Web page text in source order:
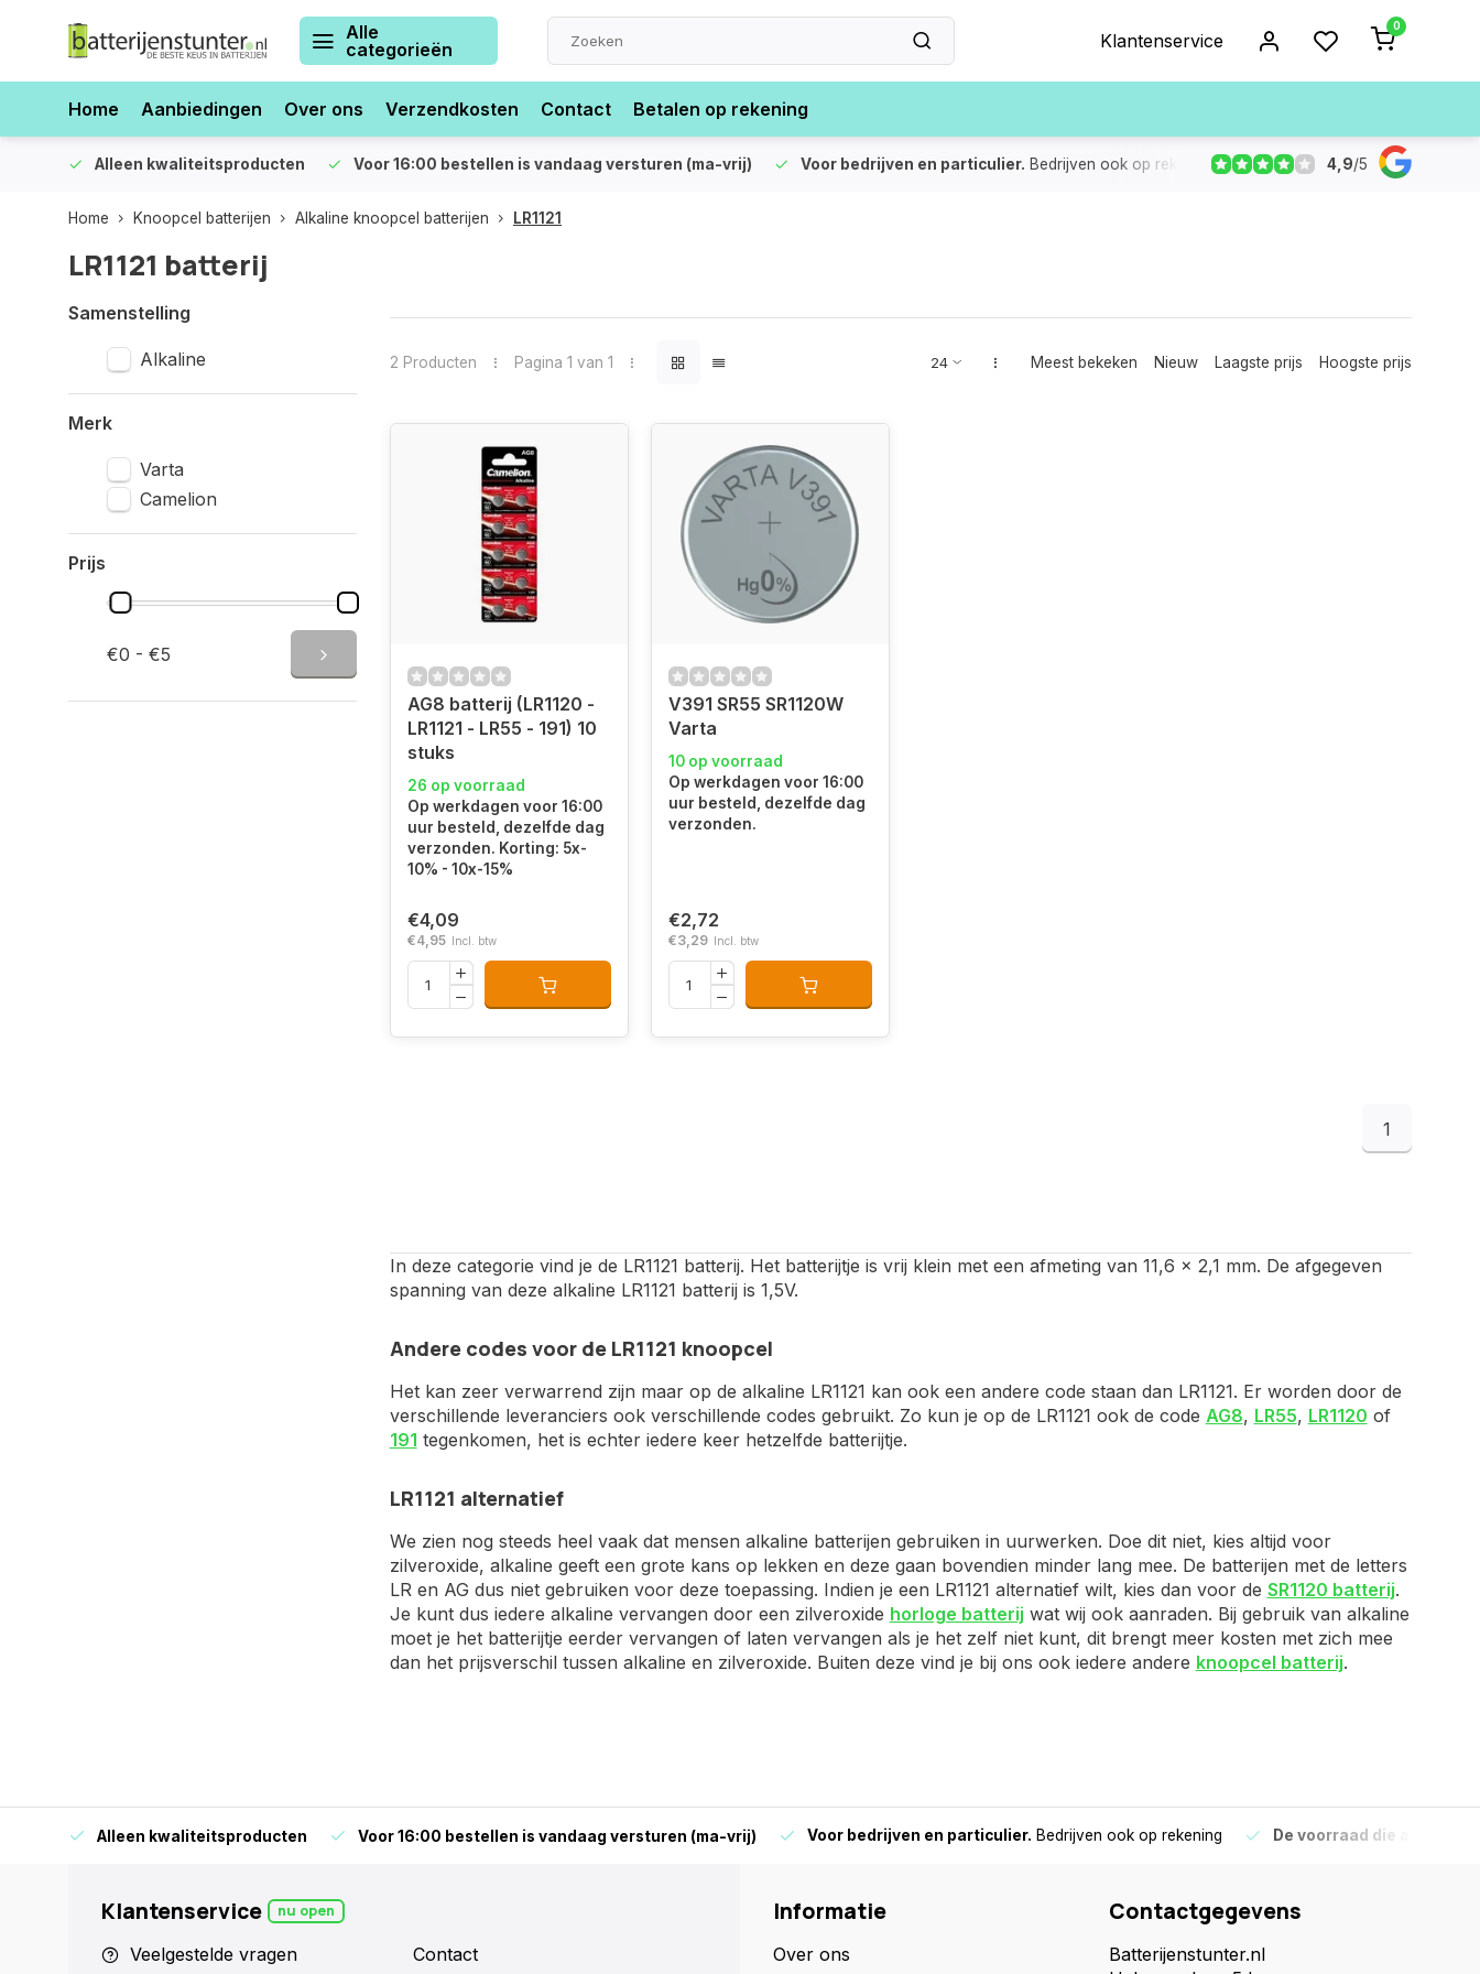
Alle
categorieën
Klantenservice
0
Home Aanbiedingen Over ons Verzendkosten Contact Betalen op rekening
Alleen kwaliteitsproducten Voor 16:00 bestellen is vandaag versturen (ma-vrij) Voor bedrijven en particulier. Bedrijven ook op rekening De voorraad die
4,9/5
Home Knoopcel batterijen Alkaline knoopcel batterijen LR1121
LR1121 batterij
Samenstelling
Alkaline
Merk
Varta
Camelion
Prijs
€0 - €5
2 Producten Pagina 1 van 1 Meest bekeken Nieuw Laagste prijs Hoogste prijs
AG8 batterij (LR1120 -
LR1121 - LR55 - 191) 10
stuks
26 op voorraad
Op werkdagen voor 16:00
uur besteld, dezelfde dag
verzonden. Korting: 5x-
10% - 10x-15%
€4,09
€4,95 Incl. btw
V391 SR55 SR1120W
Varta
10 op voorraad
Op werkdagen voor 16:00
uur besteld, dezelfde dag
verzonden.
€2,72
€3,29 Incl. btw
1
In deze categorie vind je de LR1121 batterij. Het batterijtje is vrij klein met een afmeting van 11,6 x 2,1 mm. De afgegeven
spanning van deze alkaline LR1121 batterij is 1,5V.
Andere codes voor de LR1121 knoopcel
Het kan zeer verwarrend zijn maar op de alkaline LR1121 kan ook een andere code staan dan LR1121. Er worden door de
verschillende leveranciers ook verschillende codes gebruikt. Zo kun je op de LR1121 ook de code AG8, LR55, LR1120 of
191 tegenkomen, het is echter iedere keer hetzelfde batterijtje.
LR1121 alternatief
We zien nog steeds heel vaak dat mensen alkaline batterijen gebruiken in uurwerken. Doe dit niet, kies altijd voor
zilveroxide, alkaline geeft een grote kans op lekken en deze gaan bovendien minder lang mee. De batterijen met de letters
LR en AG dus niet gebruiken voor deze toepassing. Indien je een LR1121 alternatief wilt, kies dan voor de SR1120 batterij.
Je kunt dus iedere alkaline vervangen door een zilveroxide horloge batterij wat wij ook aanraden. Bij gebruik van alkaline
moet je het batterijtje eerder vervangen of laten vervangen als je het zelf niet kunt, dit brengt meer kosten met zich mee
dan het prijsverschil tussen alkaline en zilveroxide. Buiten deze vind je bij ons ook iedere andere knoopcel batterij.
Alleen kwaliteitsproducten Voor 16:00 bestellen is vandaag versturen (ma-vrij) Voor bedrijven en particulier. Bedrijven ook op rekening De voorraad die
Klantenservice nu open
Veelgestelde vragen
Contact
Informatie
Over ons
Contactgegevens
Batterijenstunter.nl